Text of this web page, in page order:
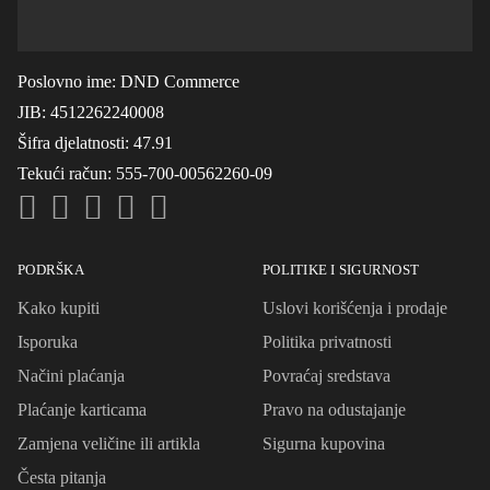
Poslovno ime: DND Commerce
JIB: 4512262240008
Šifra djelatnosti: 47.91
Tekući račun: 555-700-00562260-09
PODRŠKA
Kako kupiti
Isporuka
Načini plaćanja
Plaćanje karticama
Zamjena veličine ili artikla
Česta pitanja
POLITIKE I SIGURNOST
Uslovi korišćenja i prodaje
Politika privatnosti
Povraćaj sredstava
Pravo na odustajanje
Sigurna kupovina